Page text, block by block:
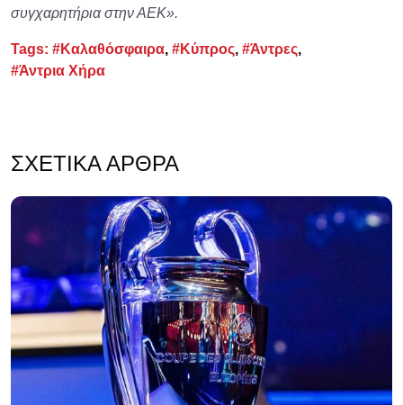
συγχαρητήρια στην ΑΕΚ».
Tags: #Καλαθόσφαιρα, #Κύπρος, #Άντρες,
#Άντρια Χήρα
ΣΧΕΤΙΚΆ ΆΡΘΡΑ